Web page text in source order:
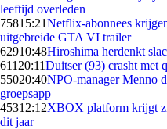
leeftijd overleden
75815:21Netflix-abonnees
uitgebreide GTA VI trailer
62910:48Hiroshima herdenkt
611 20:11Duitser (93) crasht met
55020:40NPO-manager Menno
groepsapp
45312:12XBOX platform krijgt
dit jaar